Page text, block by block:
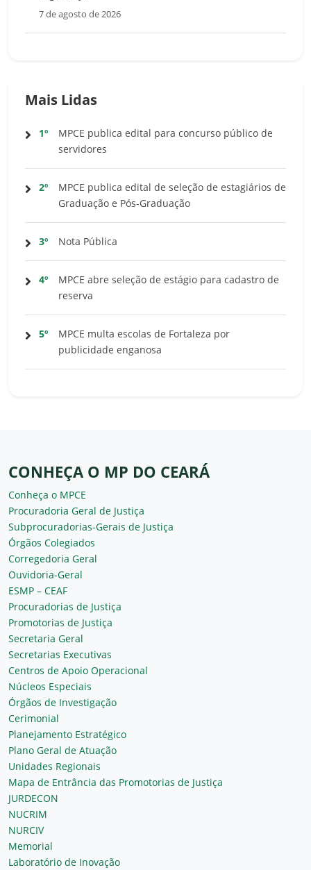
7 de agosto de 2026
Mais Lidas
1º
MPCE publica edital para concurso público de
servidores
2º
MPCE publica edital de seleção de estagiários de
Graduação e Pós-Graduação
3º Nota Pública
4º
MPCE abre seleção de estágio para cadastro de
reserva
5º
MPCE multa escolas de Fortaleza por
publicidade enganosa
CONHEÇA O MP DO CEARÁ
Conheça o MPCE
Procuradoria Geral de Justiça
Subprocuradorias-Gerais de Justiça
Órgãos Colegiados
Corregedoria Geral
Ouvidoria-Geral
ESMP – CEAF
Procuradorias de Justiça
Promotorias de Justiça
Secretaria Geral
Secretarias Executivas
Centros de Apoio Operacional
Núcleos Especiais
Órgãos de Investigação
Cerimonial
Planejamento Estratégico
Plano Geral de Atuação
Unidades Regionais
Mapa de Entrância das Promotorias de Justiça
JURDECON
NUCRIM
NURCIV
Memorial
Laboratório de Inovação